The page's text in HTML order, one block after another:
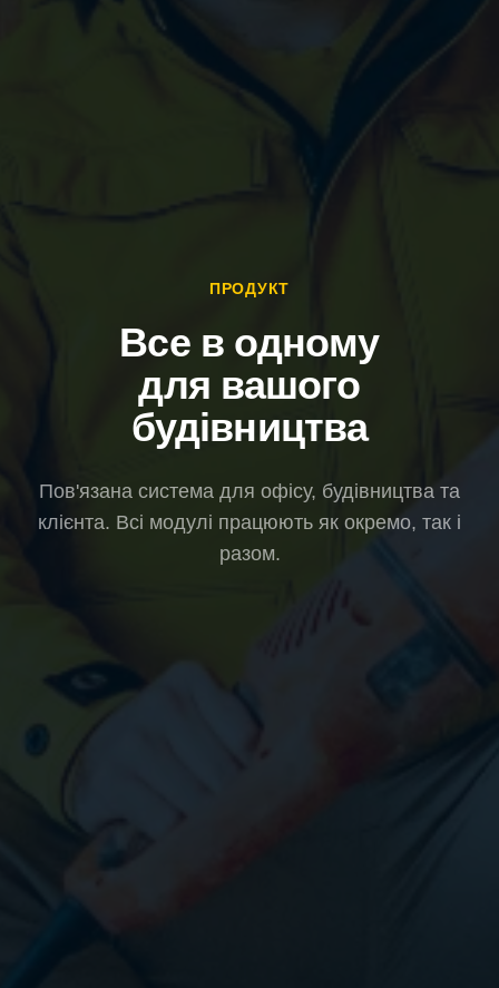
ПРОДУКТ
Все в одному
для вашого
будівництва
Пов'язана система для офісу, будівництва та
клієнта. Всі модулі працюють як окремо, так і
разом.